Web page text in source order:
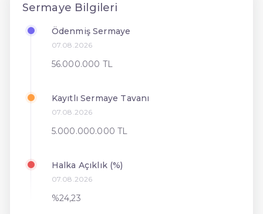
Sermaye Bilgileri
Ödenmiş Sermaye
07.08.2026
56.000.000 TL
Kayıtlı Sermaye Tavanı
07.08.2026
5.000.000.000 TL
Halka Açıklık (%)
07.08.2026
%24,23